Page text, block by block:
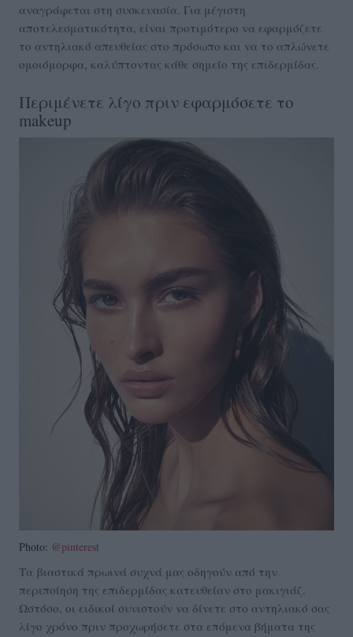
αναγράφεται στη συσκευασία. Για μέγιστη
αποτελεσματικότητα, είναι προτιμότερο να εφαρμόζετε
το αντηλιακό απευθείας στο πρόσωπο και να το απλώνετε
ομοιόμορφα, καλύπτοντας κάθε σημείο της επιδερμίδας.
Περιμένετε λίγο πριν εφαρμόσετε το
makeup
Photo: @pinterest
Τα βιαστικά πρωινά συχνά μας οδηγούν από την
περιποίηση της επιδερμίδας κατευθείαν στο μακιγιάζ.
Ωστόσο, οι ειδικοί συνιστούν να δίνετε στο αντηλιακό σας
λίγο χρόνο πριν προχωρήσετε στα επόμενα βήματα της